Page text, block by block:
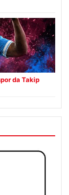
da Takip